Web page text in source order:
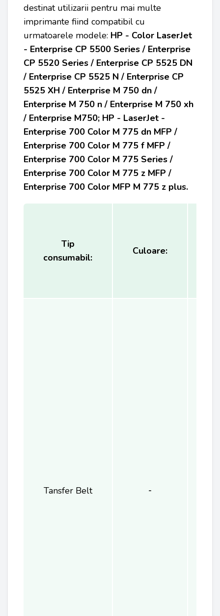
destinat utilizarii pentru mai multe
imprimante fiind compatibil cu
urmatoarele modele: HP - Color LaserJet
- Enterprise CP 5500 Series / Enterprise
CP 5520 Series / Enterprise CP 5525 DN
/ Enterprise CP 5525 N / Enterprise CP
5525 XH / Enterprise M 750 dn /
Enterprise M 750 n / Enterprise M 750 xh
/ Enterprise M750; HP - LaserJet -
Enterprise 700 Color M 775 dn MFP /
Enterprise 700 Color M 775 f MFP /
Enterprise 700 Color M 775 Series /
Enterprise 700 Color M 775 z MFP /
Enterprise 700 Color MFP M 775 z plus.
Tip
consumabil:
Culoare:
Tansfer Belt -